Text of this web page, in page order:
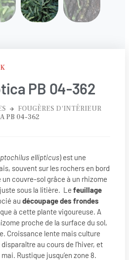
PB 04-362
FOUGÈRES D'INTÉRIEUR
PB 04-362
ellipticus) est une
souvent sur les rochers en bord
un couvre-sol grâce à un rhizome
sous la litière. Le feuillage
au découpage des frondes
à cette plante vigoureuse. A
proche de la surface du sol,
Croissance lente mais culture
au cours de l’hiver, et
Rustique jusqu’en zone 8.